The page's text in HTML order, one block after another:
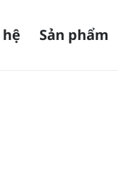
Sản phẩm